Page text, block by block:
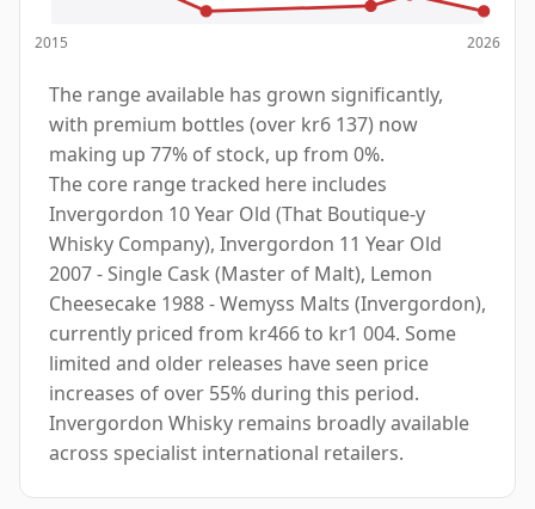
2015 2026
The range available has grown significantly,
with premium bottles (over kr6 137) now
making up 77% of stock, up from 0%.
The core range tracked here includes
Invergordon 10 Year Old (That Boutique-y
Whisky Company), Invergordon 11 Year Old
2007 - Single Cask (Master of Malt), Lemon
Cheesecake 1988 - Wemyss Malts (Invergordon),
currently priced from kr466 to kr1 004. Some
limited and older releases have seen price
increases of over 55% during this period.
Invergordon Whisky remains broadly available
across specialist international retailers.